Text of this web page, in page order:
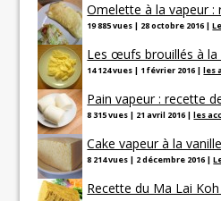
Omelette à la vapeur :
19 885 vues | 28 octobre 2016 |
Les œufs brouillés à la
14 124 vues | 1 février 2016 |les
Pain vapeur : recette
8 315 vues | 21 avril 2016 |les
Cake vapeur à la
8 214 vues | 2 décembre 2016 |
Recette du Ma Lai Koh